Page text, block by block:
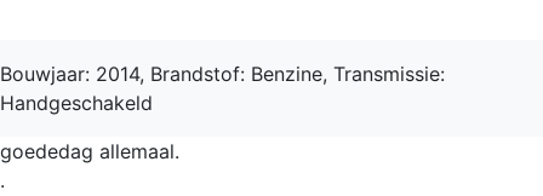
Bouwjaar: 2014, Brandstof: Benzine, Transmissie:
Handgeschakeld
goededag allemaal.
.